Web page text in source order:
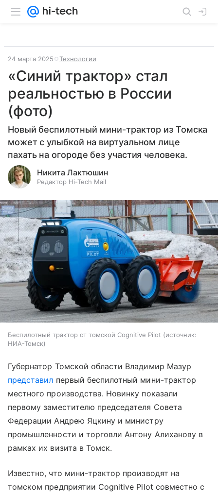
24 марта 2025 Технологии
«Синий трактор» стал
реальностью в России
(фото)
Новый беспилотный мини-трактор из Томска
может с улыбкой на виртуальном лице
пахать на огороде без участия человека.
Никита Лактюшин
Редактор Hi-Tech Mail
Беспилотный трактор от томской Cognitive Pilot
источник:
НИА-Томск
Губернатор Томской области Владимир Мазур
представил первый беспилотный мини-трактор
местного производства. Новинку показали
первому заместителю председателя Совета
Федерации Андрею Яцкину и министру
промышленности и торговли Антону Алиханову в
рамках их визита в Томск.
Известно, что мини-трактор производят на
томском предприятии Cognitive Pilot совместно с